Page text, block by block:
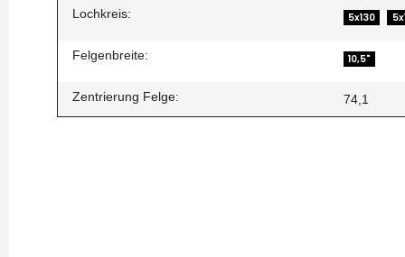
Lochkreis: 5x130
Felgenbreite: 10,5"
Zentrierung Felge: 74,1